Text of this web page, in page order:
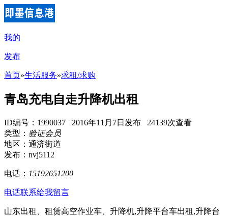
我的
发布
首页»生活服务»求租/求购
青岛充电自走升降机出租
ID编号：1990037 2016年11月7日发布 24139次查看
类型： 验证会员
地区：通济街道
发布：nvj5112
电话： 15192651200
电话联系给我留言
山东出租、租赁高空作业车、升降机,升降平台车出租,升降台